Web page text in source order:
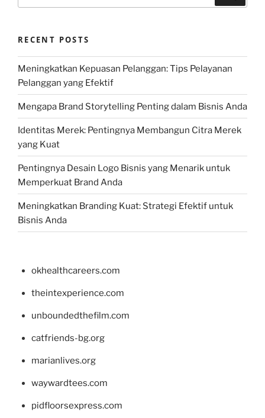
RECENT POSTS
Meningkatkan Kepuasan Pelanggan: Tips Pelayanan
Pelanggan yang Efektif
Mengapa Brand Storytelling Penting dalam Bisnis Anda
Identitas Merek: Pentingnya Membangun Citra Merek
yang Kuat
Pentingnya Desain Logo Bisnis yang Menarik untuk
Memperkuat Brand Anda
Meningkatkan Branding Kuat: Strategi Efektif untuk
Bisnis Anda
okhealthcareers.com
theintexperience.com
unboundedthefilm.com
catfriends-bg.org
marianlives.org
waywardtees.com
pidfloorsexpress.com